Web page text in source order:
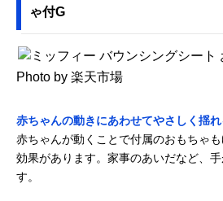
ゃ付G
Photo by 楽天市場
赤ちゃんの動きにあわせてやさしく揺れ
赤ちゃんが動くことで付属のおもちゃ
効果があります。家事のあいだなど、
す。